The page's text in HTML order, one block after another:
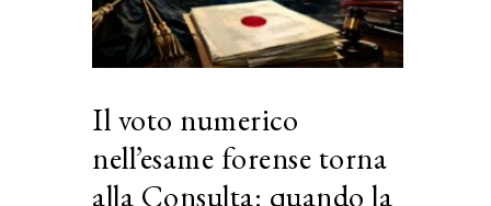
Il voto numerico
nell’esame forense torna
alla Consulta: quando la